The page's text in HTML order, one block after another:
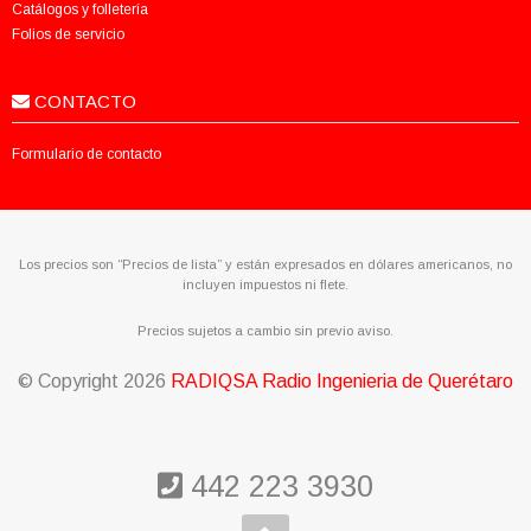
Catálogos y folletería
Folios de servicio
CONTACTO
Formulario de contacto
Los precios son “Precios de lista” y están expresados en dólares americanos, no
incluyen impuestos ni flete.
Precios sujetos a cambio sin previo aviso.
© Copyright 2026 RADIQSA Radio Ingenieria de Querétaro
442 223 3930